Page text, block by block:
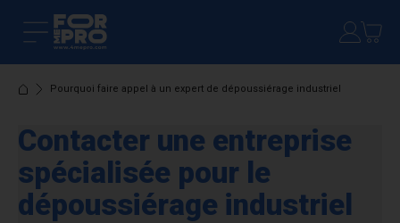
Pourquoi faire appel à un expert de dépoussiérage industriel
Contacter une entreprise
spécialisée pour le
dépoussiérage industriel